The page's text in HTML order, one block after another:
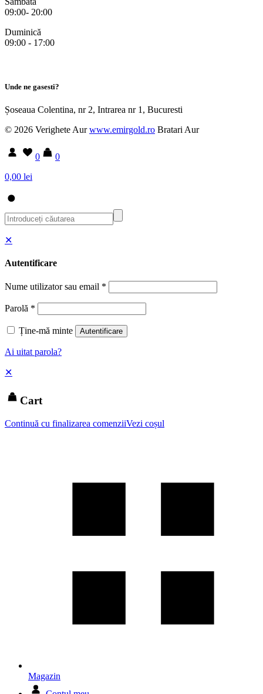
09:00- 20:00
Duminică
09:00 - 17:00
Unde ne gasesti?
Șoseaua Colentina, nr 2, Intrarea nr 1, Bucuresti
© 2026 Verighete Aurwww.emirgold.ro Bratari Aur
0
0
0,00 lei
✕
Autentificare
Nume utilizator sau email *
Parolă *
Ține-mă minte Autentificare
Ai uitat parola?
✕
Cart
Continuă cu finalizarea comenziiVezi coșul
Magazin